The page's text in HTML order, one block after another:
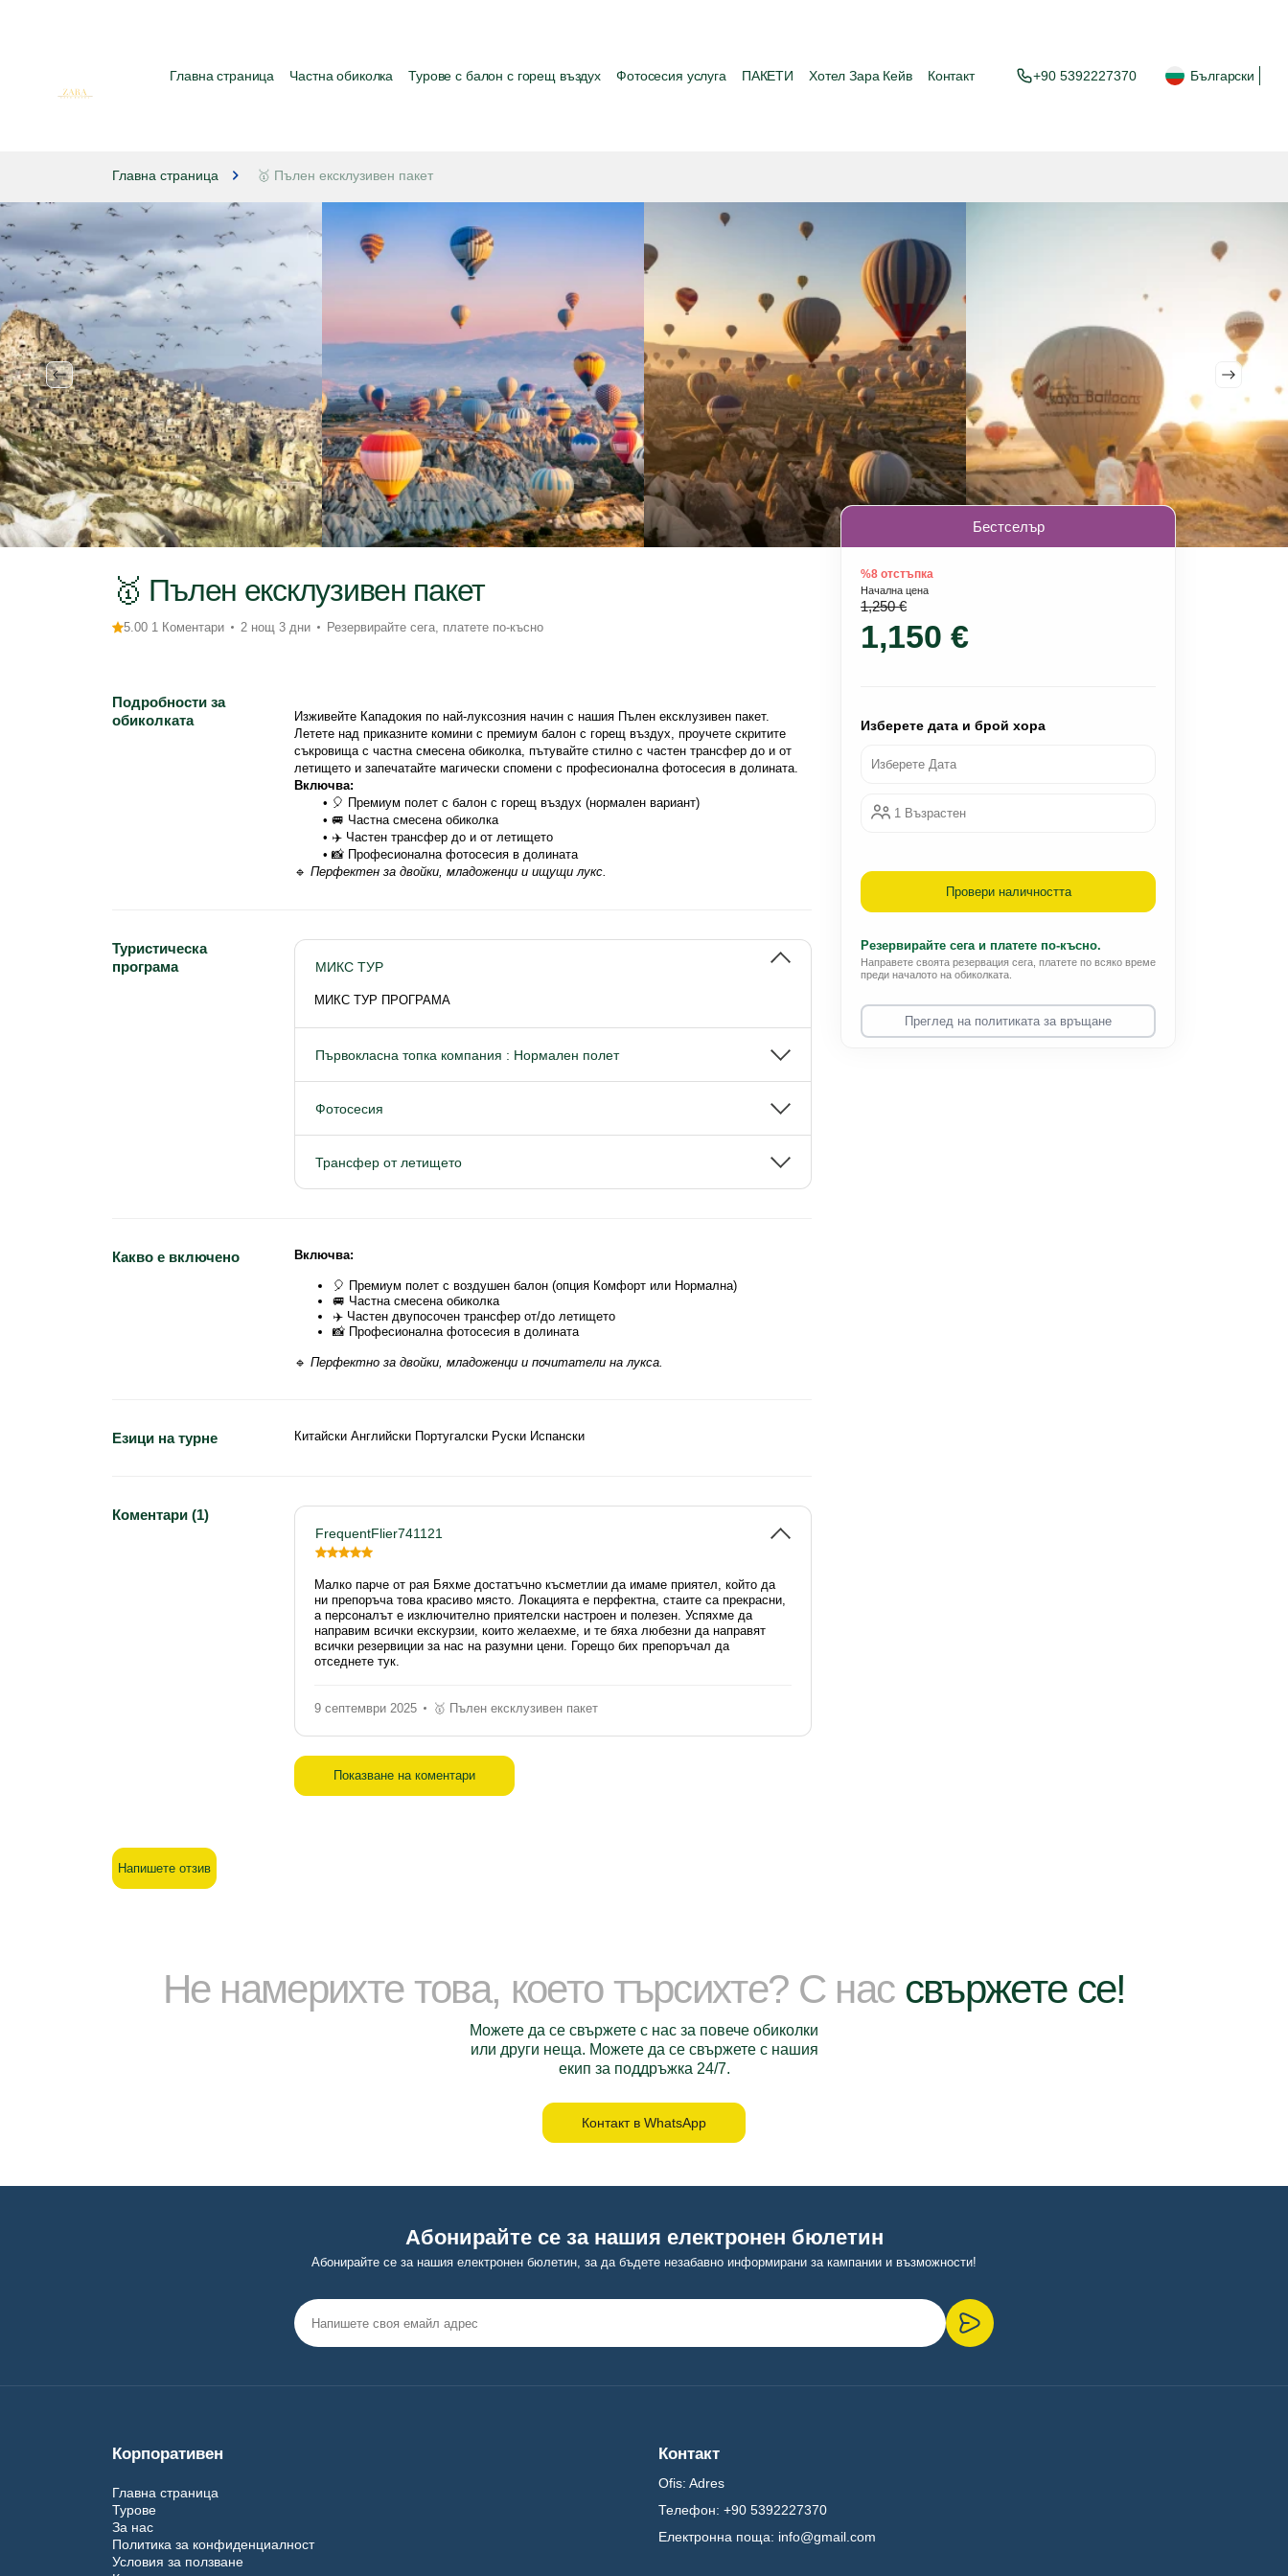
Главна страница Частна обиколка Турове с балон с горещ въздух Фотосесия услуга ПАКЕТИ Хотел Зара Кейв Контакт +90 5392227370 Български
Главна страница 🥇 Пълен ексклузивен пакет
🥇 Пълен ексклузивен пакет
5.00 1 Коментари 2 нощ 3 дни Резервирайте сега, платете по-късно
Подробности за
обиколката
Изживейте Кападокия по най-луксозния начин с нашия Пълен ексклузивен пакет.
Летете над приказните комини с премиум балон с горещ въздух, проучете скритите
съкровища с частна смесена обиколка, пътувайте стилно с частен трансфер до и от
летището и запечатайте магически спомени с професионална фотосесия в долината.
Включва:
🎈 Премиум полет с балон с горещ въздух (нормален вариант)
🚐 Частна смесена обиколка
✈️ Частен трансфер до и от летището
📸 Професионална фотосесия в долината
🔹 Перфектен за двойки, младоженци и ищущи лукс.
Туристическа
програма
МИКС ТУР
МИКС ТУР ПРОГРАМА
Първокласна топка компания : Нормален полет
Фотосесия
Трансфер от летището
Какво е включено Включва:
🎈 Премиум полет с воздушен балон (опция Комфорт или Нормална)
🚐 Частна смесена обиколка
✈️ Частен двупосочен трансфер от/до летището
📸 Професионална фотосесия в долината
🔹 Перфектно за двойки, младоженци и почитатели на лукса.
Езици на турне Китайски Английски Португалски Руски Испански
Коментари (1)
FrequentFlier741121
Малко парче от рая Бяхме достатъчно късметлии да имаме приятел, който да
ни препоръча това красиво място. Локацията е перфектна, стаите са прекрасни,
а персоналът е изключително приятелски настроен и полезен. Успяхме да
направим всички екскурзии, които желаехме, и те бяха любезни да направят
всички резервиции за нас на разумни цени. Горещо бих препоръчал да
отседнете тук.
9 септември 2025 🥇 Пълен ексклузивен пакет
Показване на коментари
Напишете отзив
Бестселър
%8 отстъпка
Начална цена
1,250 €
1,150 €
Изберете дата и брой хора
Изберете Дата
1 Възрастен
Провери наличността
Резервирайте сега и платете по-късно.
Направете своята резервация сега, платете по всяко време
преди началото на обиколката.
Преглед на политиката за връщане
Не намерихте това, което търсихте? С нас свържете се!
Можете да се свържете с нас за повече обиколки
или други неща. Можете да се свържете с нашия
екип за поддръжка 24/7.
Контакт в WhatsApp
Абонирайте се за нашия електронен бюлетин
Абонирайте се за нашия електронен бюлетин, за да бъдете незабавно информирани за кампании и възможности!
Корпоративен
Главна страница
Турове
За нас
Политика за конфиденциалност
Условия за ползване
Контакт
Ofis: Adres
Телефон: +90 5392227370
Електронна поща: info@gmail.com